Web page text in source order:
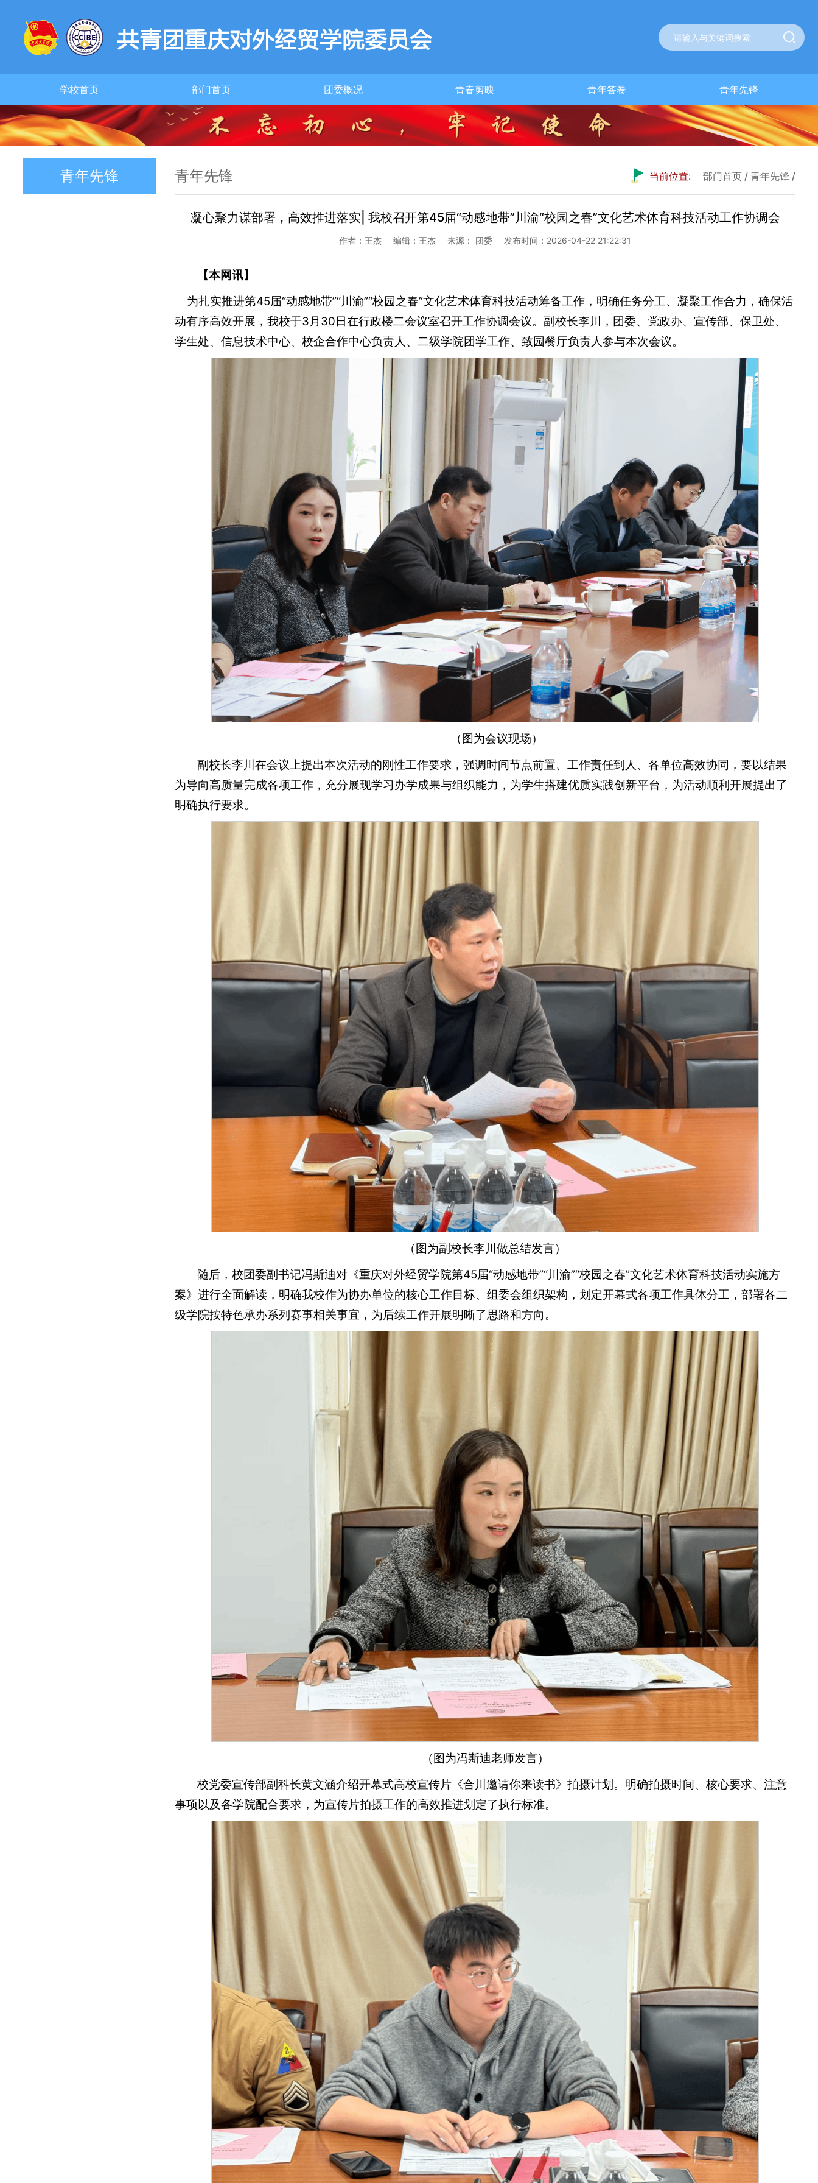
学校首页 部门首页 团委概况
团委简介
青春剪映 青年答卷 青年先锋
青年先锋 青年先锋 当前位置: 部门首页 / 青年先锋 /
凝心聚力谋部署，高效推进落实| 我校召开第45届“动感地带”川渝“校园之春”文化艺术体育科技活动工作协调会
作者：王杰 编辑：王杰 来源： 团委 发布时间：2026-04-22 21:22:31
【本网讯】
为扎实推进第45届“动感地带”“川渝”“校园之春”文化艺术体育科技活动筹备工作，明确任务分工、凝聚工作合力，确保活
动有序高效开展，我校于3月30日在行政楼二会议室召开工作协调会议。副校长李川，团委、党政办、宣传部、保卫处、
学生处、信息技术中心、校企合作中心负责人、二级学院团学工作、致园餐厅负责人参与本次会议。
（图为会议现场）
副校长李川在会议上提出本次活动的刚性工作要求，强调时间节点前置、工作责任到人、各单位高效协同，要以结果
为导向高质量完成各项工作，充分展现学习办学成果与组织能力，为学生搭建优质实践创新平台，为活动顺利开展提出了
明确执行要求。
（图为副校长李川做总结发言）
随后，校团委副书记冯斯迪对《重庆对外经贸学院第45届“动感地带”“川渝”“校园之春”文化艺术体育科技活动实施方
案》进行全面解读，明确我校作为协办单位的核心工作目标、组委会组织架构，划定开幕式各项工作具体分工，部署各二
级学院按特色承办系列赛事相关事宜，为后续工作开展明晰了思路和方向。
（图为冯斯迪老师发言）
校党委宣传部副科长黄文涵介绍开幕式高校宣传片《合川邀请你来读书》拍摄计划。明确拍摄时间、核心要求、注意
事项以及各学院配合要求，为宣传片拍摄工作的高效推进划定了执行标准。